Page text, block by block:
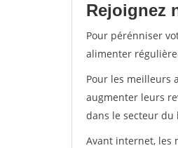
Rejoignez
Pour pérénniser
alimenter
Pour les meilleurs
augmenter leurs
dans le secteur du
Avant internet, les